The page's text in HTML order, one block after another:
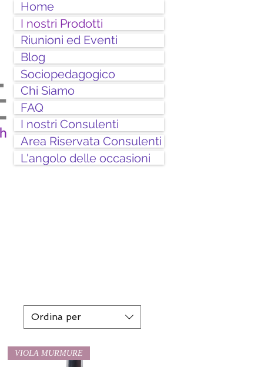
Home
I nostri Prodotti
Riunioni ed Eventi
Blog
Sociopedagogico
Chi Siamo
FAQ
I nostri Consulenti
Area Riservata Consulenti
L'angolo delle occasioni
Ordina per
VIOLA MURMURE